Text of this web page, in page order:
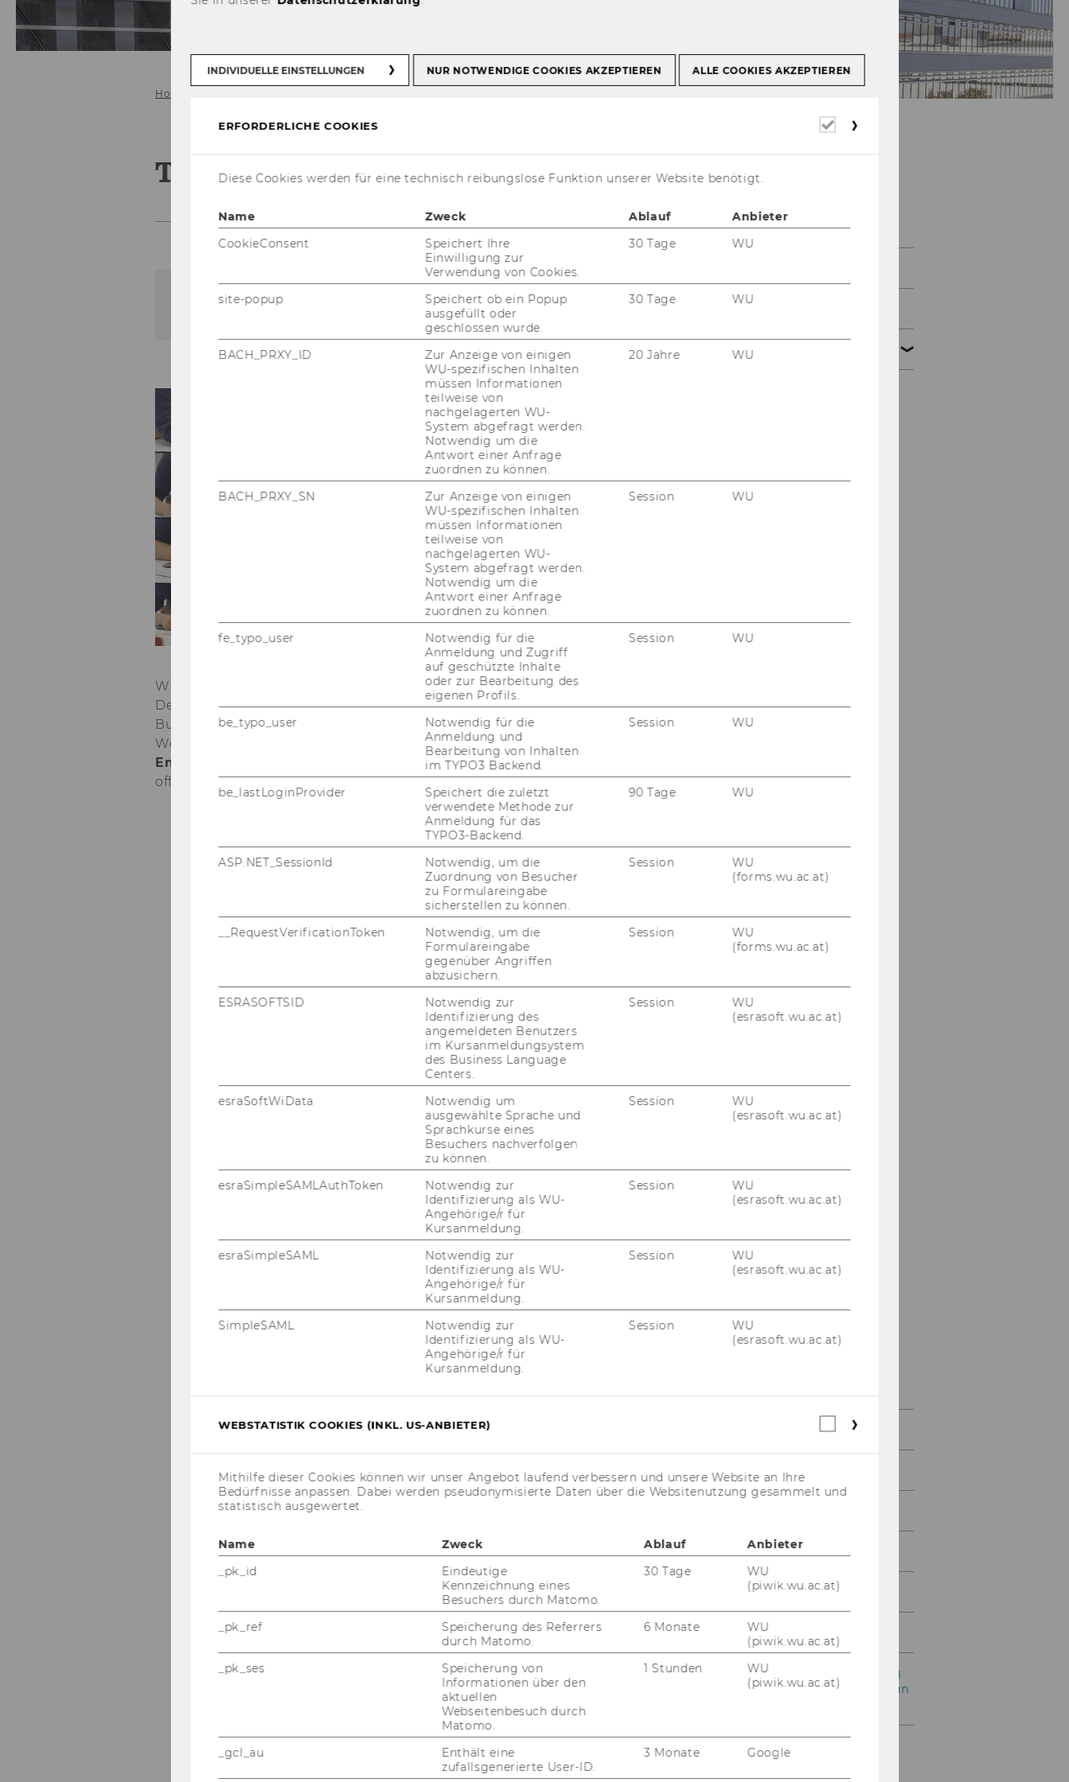
Home
Tutors
Der Inhalt dieser Seite ist aktuell nur auf Englisch verfügbar.
SBWL-Tutors
WU (Vi­en­na Uni­ver­si­ty of Eco­no­mics and
De­part­ment of In­for­ma­ti­on Sys­tems and
Ope­ra­ti­ons Ma­nage­ment
In­sti­tu­te for Pro­duc­tion Ma­nage­ment
Buil­ding D2, Ent­ran­ce C
Welt­han­dels­platz 1, 1020 Vi­en­na, Aus­tria
Email: tutor-​prodman(at)wu.ac.at
of­fice hours: by ap­point­ment (e-​mail)
SCM-Master Tutors
WU (Vi­en­na Uni­ver­si­ty of Eco­no­mics and Busi­ness)
De­part­ment of In­for­ma­ti­on Sys­tems and Ope­ra­ti­ons Ma­nage­ment
Buil­ding D2, Ent­ran­ce C
Welt­han­dels­platz 1, 1020 Vi­en­na, Aus­tria
Email: scm-​tutor(at)wu.ac.at
of­fice hours: by ap­point­ment (e-​mail)
Institute for
Management
Team
Birgit Langitz
Christine Pinter
Eveline Dietz
Georg Krommer
Dennis Parkash
Rebecca Runge
Teaching
Conferences
Vacancies
Contact
Anmeldung Veranstaltung
Lebensmittelverschwendun
INDIVIDUELLE EINSTELLUNGEN NUR NOTWENDIGE COOKIES AKZEPTIEREN ALLE COOKIES AKZEPTIEREN
ERFORDERLICHE COOKIES
Erforderliche
Diese Cookies werden für eine technisch reibungslose Funktion unserer Website benötigt.
Name Zweck Ablauf
Anbieter
CookieConsent
Speichert Ihre
Einwilligung zur
Verwendung von Cookies.
30 Tage WU
site-popup
Speichert ob ein Popup
ausgefüllt oder
geschlossen wurde.
30 Tage WU
BACH_PRXY_ID
Zur Anzeige von einigen
WU-spezifischen Inhalten
müssen Informationen
teilweise von
nachgelagerten WU-
System abgefragt werden.
Notwendig um die
Antwort einer Anfrage
zuordnen zu können.
20 Jahre WU
BACH_PRXY_SN
Zur Anzeige von einigen
WU-spezifischen Inhalten
müssen Informationen
teilweise von
nachgelagerten WU-
System abgefragt werden.
Notwendig um die
Antwort einer Anfrage
zuordnen zu können.
Session WU
fe_typo_user
Notwendig für die
Anmeldung und Zugriff
auf geschützte Inhalte
oder zur Bearbeitung des
eigenen Profils.
Session WU
be_typo_user
Notwendig für die
Anmeldung und
Bearbeitung von Inhalten
im TYPO3 Backend.
Session WU
be_lastLoginProvider
Speichert die zuletzt
verwendete Methode zur
Anmeldung für das
TYPO3-Backend.
90 Tage WU
ASP.NET_SessionId
Notwendig, um die
Zuordnung von Besucher
zu Formulareingabe
sicherstellen zu können.
Session
WU
(forms.wu.ac.at)
__RequestVerificationToken
Notwendig, um die
Formulareingabe
gegenüber Angriffen
abzusichern.
Session
WU
(forms.wu.ac.at)
ESRASOFTSID
Notwendig zur
Identifizierung des
angemeldeten Benutzers
im Kursanmeldungsystem
des Business Language
Centers.
Session
WU
(esrasoft.wu.ac.at)
esraSoftWiData
Notwendig um
ausgewählte Sprache und
Sprachkurse eines
Besuchers nachverfolgen
zu können.
Session
WU
(esrasoft.wu.ac.at)
esraSimpleSAMLAuthToken
Notwendig zur
Identifizierung als WU-
Angehörige/r für
Kursanmeldung.
Session
WU
(esrasoft.wu.ac.at)
esraSimpleSAML
Notwendig zur
Identifizierung als WU-
Angehörige/r für
Kursanmeldung.
Session
WU
(esrasoft.wu.ac.at)
SimpleSAML
Notwendig zur
Identifizierung als WU-
Angehörige/r für
Kursanmeldung.
Session
WU
(esrasoft.wu.ac.at)
WEBSTATISTIK COOKIES (INKL. US-ANBIETER)
Webstatistik
Mithilfe dieser Cookies können wir unser Angebot laufend verbessern und unsere Website an Ihre
Bedürfnisse anpassen. Dabei werden pseudonymisierte Daten über die Websitenutzung gesammelt und
statistisch ausgewertet.
Name Zweck Ablauf
Anbieter
_pk_id
Eindeutige
Kennzeichnung eines
Besuchers durch Matomo.
30 Tage
WU
(piwik.wu.ac.at)
_pk_ref
Speicherung des Referrers
durch Matomo.
6 Monate
WU
(piwik.wu.ac.at)
_pk_ses
Speicherung von
Informationen über den
aktuellen
Webseitenbesuch durch
Matomo.
1 Stunden
WU
(piwik.wu.ac.at)
_gcl_au
Enthält eine
zufallsgenerierte User-ID.
3 Monate Google